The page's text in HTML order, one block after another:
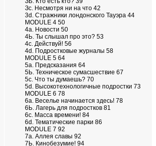
Зс. Несмотря ни на что 42
3d. Стражники лондонского Тауэра 44
MODULE 4 50
4а. Новости 50
4Ь. Ты слышал про это? 53
4с. Действуй! 56
4d. Подростковые журналы 58
MODULE 5 64
5а. Предсказания 64
5Ь. Техническое сумасшествие 67
5с. Что ты думаешь? 70
5d. Высокотехнологичные подростки 73
MODULE 6 78
6а. Веселье начинается здесь! 78
6Ь. Лагерь для подростков 81
6с. Масса времени! 84
6d. Тематические парки 86
MODULE 7 92
7а. Аллея славы 92
7Ь. Кинобезумие! 94